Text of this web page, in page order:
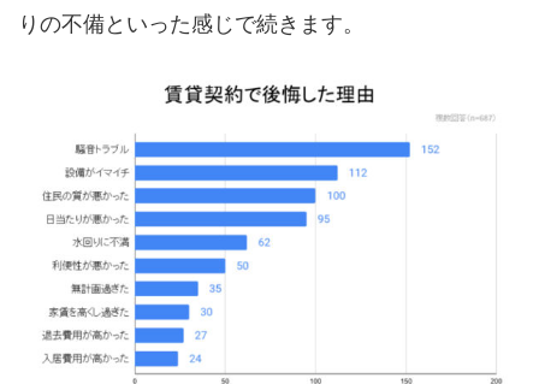
りの不備といった感じで続きます。